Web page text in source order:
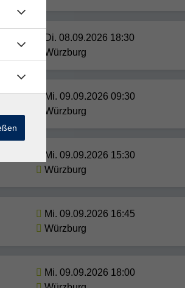
Di. 08.09.2026 18:30
Würzburg
Mi. 09.09.2026 09:30
Würzburg
Mi. 09.09.2026 15:30
Würzburg
Mi. 09.09.2026 16:45
Würzburg
Mi. 09.09.2026 18:00